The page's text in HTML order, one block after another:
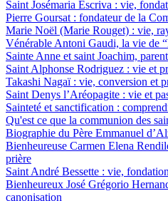
Saint Josémaria Escriva : vie,
Pierre Goursat : fondateur de la
Marie Noël (Marie Rouget) : vie,
Vénérable Antoni Gaudi, la vie de
Sainte Anne et saint Joachim,
Saint Alphonse Rodriguez : vie et
Takashi Nagaï : vie, conversion et
Saint Denys l’Aréopagite : vie et
Sainteté et sanctification :
Qu'est ce que la communion des
Biographie du Père Emmanuel
Bienheureuse Carmen Elena
prière
Saint André Bessette : vie,
Bienheureux José Grégorio
canonisation